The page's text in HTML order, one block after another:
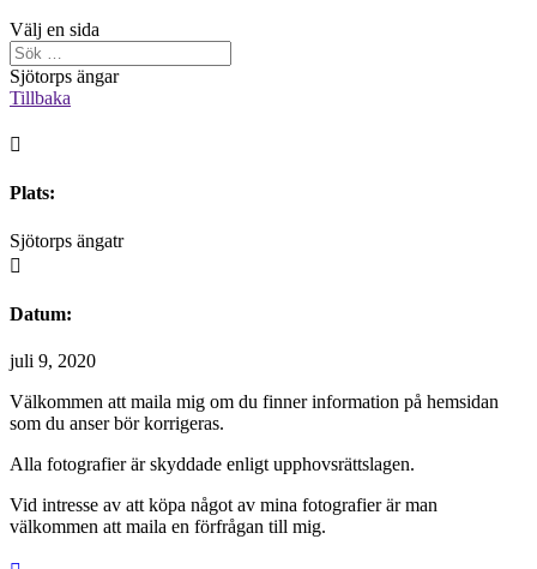
Välj en sida
Sjötorps ängar
Tillbaka

Plats:
Sjötorps ängatr

Datum:
juli 9, 2020
Välkommen att maila mig om du finner information på hemsidan
som du anser bör korrigeras.
Alla fotografier är skyddade enligt upphovsrättslagen.
Vid intresse av att köpa något av mina fotografier är man
välkommen att maila en förfrågan till mig.